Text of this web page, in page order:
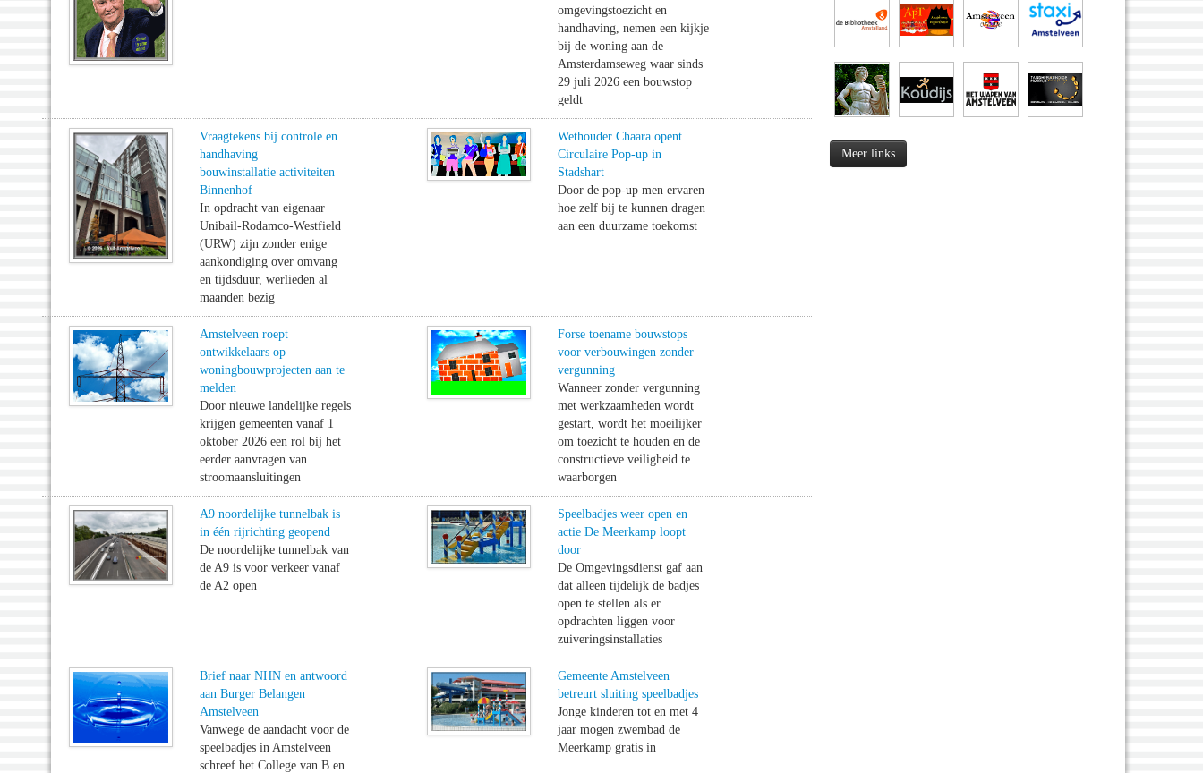
omgevingstoezicht en
handhaving, nemen een kijkje
bij de woning aan de
Amsterdamseweg waar sinds
29 juli 2026 een bouwstop
geldt
Vraagtekens bij controle en
handhaving
bouwinstallatie activiteiten
Binnenhof
In opdracht van eigenaar
Unibail-Rodamco-Westfield
(URW) zijn zonder enige
aankondiging over omvang
en tijdsduur, werlieden al
maanden bezig
Wethouder Chaara opent
Circulaire Pop-up in
Stadshart
Door de pop-up men ervaren
hoe zelf bij te kunnen dragen
aan een duurzame toekomst
Amstelveen roept
ontwikkelaars op
woningbouwprojecten aan te
melden
Door nieuwe landelijke regels
krijgen gemeenten vanaf 1
oktober 2026 een rol bij het
eerder aanvragen van
stroomaansluitingen
Forse toename bouwstops
voor verbouwingen zonder
vergunning
Wanneer zonder vergunning
met werkzaamheden wordt
gestart, wordt het moeilijker
om toezicht te houden en de
constructieve veiligheid te
waarborgen
A9 noordelijke tunnelbak is
in één rijrichting geopend
De noordelijke tunnelbak van
de A9 is voor verkeer vanaf
de A2 open
Speelbadjes weer open en
actie De Meerkamp loopt
door
De Omgevingsdienst gaf aan
dat alleen tijdelijk de badjes
open te stellen als er
opdrachten liggen voor
zuiveringsinstallaties
Brief naar NHN en antwoord
aan Burger Belangen
Amstelveen
Vanwege de aandacht voor de
speelbadjes in Amstelveen
schreef het College van B en
Gemeente Amstelveen
betreurt sluiting speelbadjes
Jonge kinderen tot en met 4
jaar mogen zwembad de
Meerkamp gratis in
Meer links